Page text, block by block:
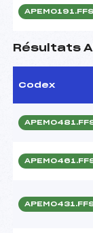
APEM0191.FFS
Résultats
Codex